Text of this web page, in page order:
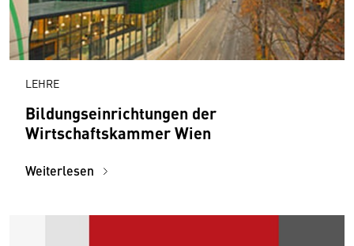
LEHRE
Bildungseinrichtungen der
Wirtschaftskammer Wien
Weiterlesen